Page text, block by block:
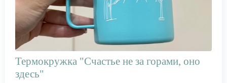
Термокружка "Счастье не за горами, оно
здесь"